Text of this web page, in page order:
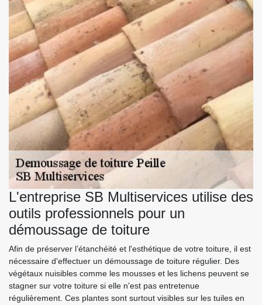
L'entreprise SB Multiservices utilise des
outils professionnels pour un
démoussage de toiture
Afin de préserver l’étanchéité et l'esthétique de votre toiture, il est
nécessaire d'effectuer un démoussage de toiture régulier. Des
végétaux nuisibles comme les mousses et les lichens peuvent se
stagner sur votre toiture si elle n'est pas entretenue
régulièrement. Ces plantes sont surtout visibles sur les tuiles en